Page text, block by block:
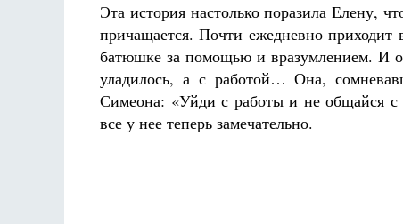
Эта история настолько поразила Елену,
причащается. Почти ежедневно
батюшке за помощью и вразумлением. И
уладилось, а с работой… Она,
Симеона: «Уйди с работы и не общайся с
все у нее теперь замечательно.